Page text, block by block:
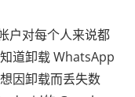
户对每个人来说都
道卸载 WhatsApp
因卸载而丢失数